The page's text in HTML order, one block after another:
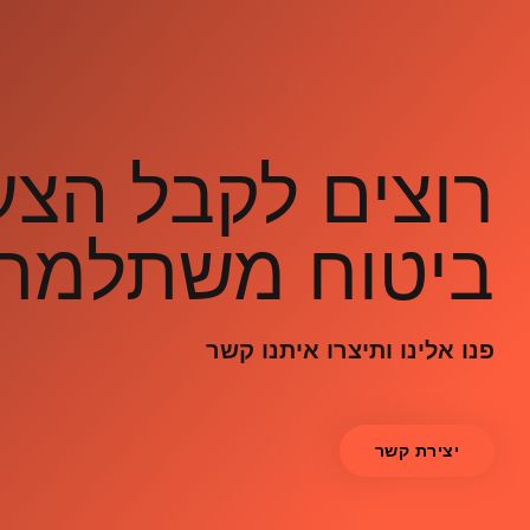
רוצים לקבל
ביטוח
פנו אלינו ותיצרו איתנו קשר
יצירת קשר